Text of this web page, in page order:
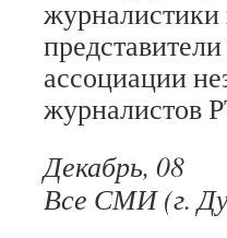
ассоциации
журналистов
Декабрь, 08
Все СМИ (г.